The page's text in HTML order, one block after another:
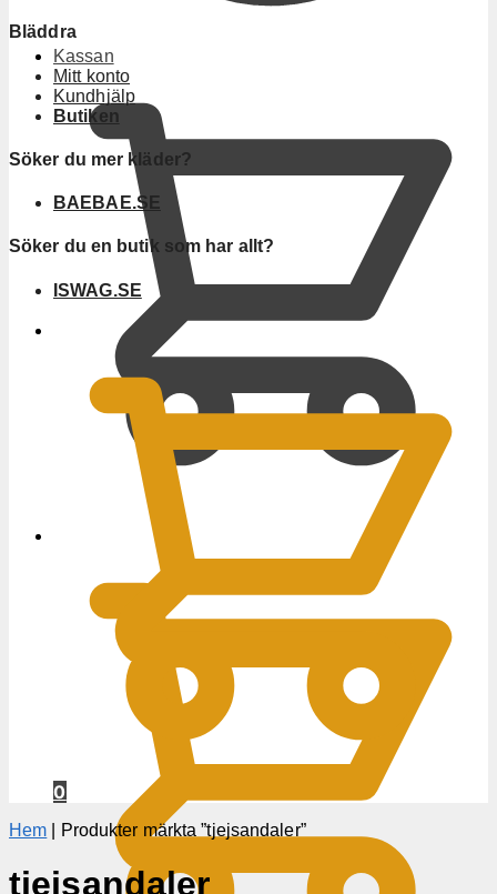
Kassan
Bläddra
Mitt konto
Kundhjälp
Butiken
Söker du mer kläder?
BAEBAE.SE
Söker du en butik som har allt?
ISWAG.SE
0
Hem Produkter märkta ”tjejsandaler”
tjejsandaler